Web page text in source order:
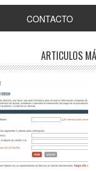
CONTACTO
ARTICULOS